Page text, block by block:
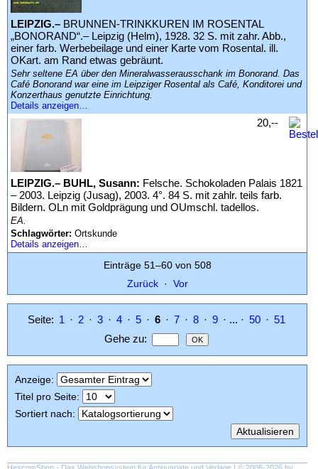
LEIPZIG.– BRUNNEN-TRINKKUREN IM ROSENTAL
„BONORAND“.– Leipzig (Helm), 1928. 32 S. mit zahr. Abb.,
einer farb. Werbebeilage und einer Karte vom Rosental. ill.
OKart. am Rand etwas gebräunt.
Sehr seltene EA über den Mineralwasserausschank im Bonorand. Das
Café Bonorand war eine im Leipziger Rosental als Café, Konditorei und
Konzerthaus genutzte Einrichtung.
Details anzeigen…
LEIPZIG.– BUHL, Susann: Felsche. Schokoladen Palais 1821
– 2003. Leipzig (Jusag), 2003. 4°. 84 S. mit zahlr. teils farb.
Bildern. OLn mit Goldprägung und OUmschl. tadellos.
EA.
Schlagwörter: Ortskunde
Details anzeigen…
20,--
Einträge 51–60 von 508
Zurück · Vor
Seite: 1 · 2 · 3 · 4 · 5 · 6 · 7 · 8 · 9 · ... · 50 · 51
Gehe zu:
Anzeige:
Titel pro Seite:
Sortiert nach: